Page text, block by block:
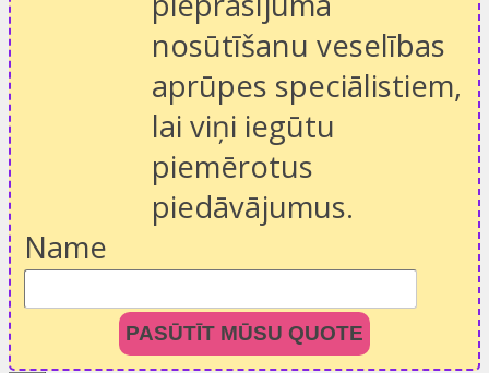
nosūtīšanu veselības
aprūpes speciālistiem,
lai viņi iegūtu
piemērotus
piedāvājumus.
Name
PASŪTĪT MŪSU QUOTE